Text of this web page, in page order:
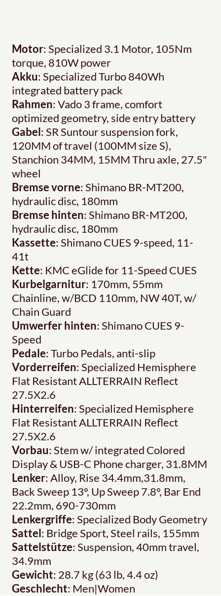
Motor: Specialized 3.1 Motor, 105Nm
torque, 810W power
Akku: Specialized Turbo 840Wh
integrated battery pack
Rahmen: Vado 3 frame, comfort
optimized geometry, side entry battery
Gabel: SR Suntour suspension fork,
120MM of travel (100MM size S),
Stanchion 34MM, 15MM Thru axle, 27.5"
wheel
Bremse vorne: Shimano BR-MT200,
hydraulic disc, 180mm
Bremse hinten: Shimano BR-MT200,
hydraulic disc, 180mm
Kassette: Shimano CUES 9-speed, 11-
41t
Kette: KMC eGlide for 11-Speed CUES
Kurbelgarnitur: 170mm, 55mm
Chainline, w/BCD 110mm, NW 40T, w/
Chain Guard
Umwerfer hinten: Shimano CUES 9-
Speed
Pedale: Turbo Pedals, anti-slip
Vorderreifen: Specialized Hemisphere
Flat Resistant ALLTERRAIN Reflect
27.5X2.6
Hinterreifen: Specialized Hemisphere
Flat Resistant ALLTERRAIN Reflect
27.5X2.6
Vorbau: Stem w/ integrated Colored
Display & USB-C Phone charger, 31.8MM
Lenker: Alloy, Rise 34.4mm,31.8mm,
Back Sweep 13°, Up Sweep 7.8°, Bar End
22.2mm, 690-730mm
Lenkergriffe: Specialized Body Geometry
Sattel: Bridge Sport, Steel rails, 155mm
Sattelstütze: Suspension, 40mm travel,
34.9mm
Gewicht: 28.7 kg (63 lb, 4.4 oz)
Geschlecht: Men|Women